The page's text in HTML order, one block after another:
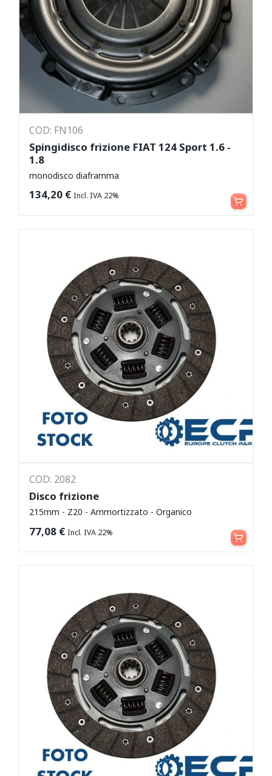
COD: FN106
Spingidisco frizione FIAT 124 Sport 1.6 -
1.8
monodisco diaframma
134,20 € Incl. IVA 22% Aggiungi al carrello
COD: 2082
Disco frizione
215mm - Z20 - Ammortizzato - Organico
77,08 € Incl. IVA 22% Leggi tutto